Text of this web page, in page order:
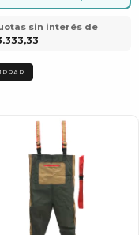
sin interés de